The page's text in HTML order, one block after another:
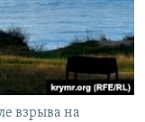
взрыва на